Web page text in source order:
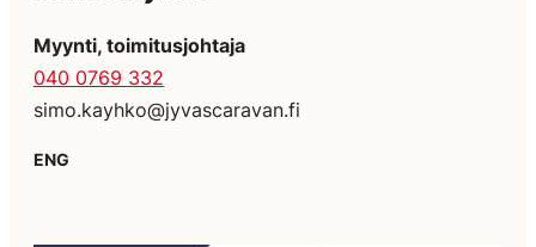
Myynti, toimitusjohtaja
040 0769 332
simo.kayhko@jyvascaravan.fi
ENG